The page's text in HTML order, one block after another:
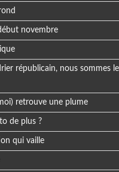
novembre
républicain, nous sommes
retrouve une plume
de plus ?
qui vaille